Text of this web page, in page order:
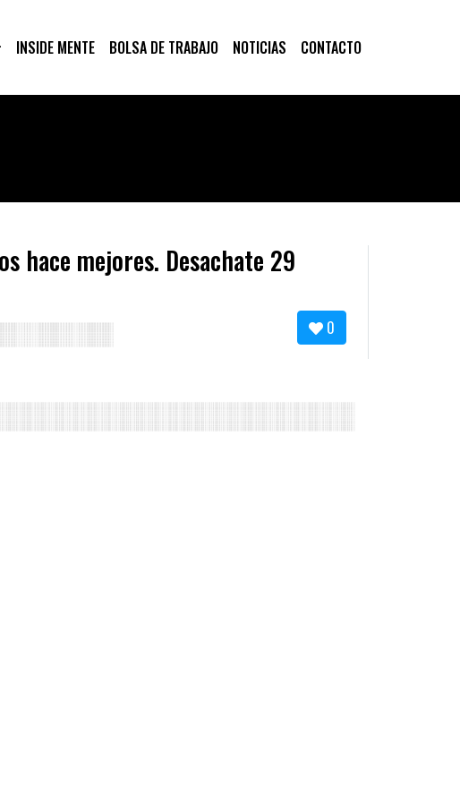
INSIDE MENTE BOLSA DE TRABAJO NOTICIAS CONTACTO
hace mejores. Desachate 29
0